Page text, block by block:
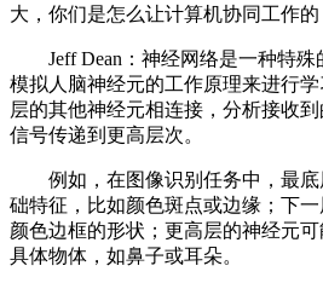
大，你们是怎么让计算机协同工作的
Jeff Dean：神经网络是一种特殊
模拟人脑神经元的工作原理来进行
层的其他神经元相连接，分析接收
信号传递到更高层次。
例如，在图像识别任务中，最底
础特征，比如颜色斑点或边缘；下
颜色边框的形状；更高层的神经元
具体物体，如鼻子或耳朵。